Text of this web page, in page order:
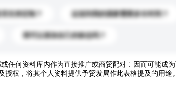
支持定制？ 运送到我的国家需要多长时间？
我可以添加自己的标志吗？
任何资料库内作为直接推广或商贸配对﹝因而可能成
权，将其个人资料提供予贸发局作此表格提及的用途。